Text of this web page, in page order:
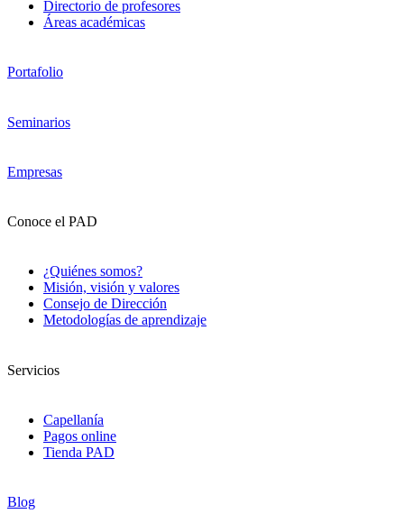
Directorio de profesores
Áreas académicas
Portafolio
Seminarios
Empresas
Conoce el PAD
¿Quiénes somos?
Misión, visión y valores
Consejo de Dirección
Metodologías de aprendizaje
Servicios
Capellanía
Pagos online
Tienda PAD
Blog